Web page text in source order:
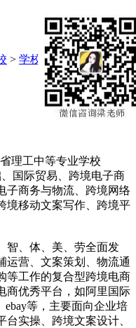
> 学校新闻
理工中等专业学校
国际贸易、跨境电子商
子商务与物流、跨境网络
境移动文案写作、跨境平
智、体、美、劳全面发
运营、文案策划、物流通
等工作的复合型跨境电商
商优秀平台，如阿里国际
等，主要面向企业培
实操、跨境文案设计、